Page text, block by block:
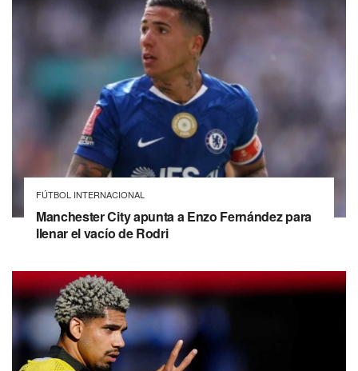
FÚTBOL INTERNACIONAL
Manchester City apunta a Enzo Fernández para
llenar el vacío de Rodri